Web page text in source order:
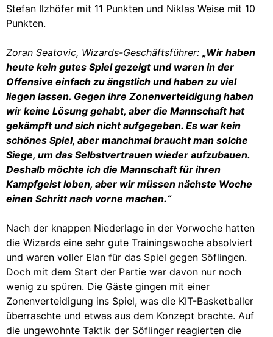
Stefan Ilzhöfer mit 11 Punkten und Niklas Weise mit 10
Punkten.
Zoran Seatovic, Wizards-Geschäftsführer: „Wir haben
heute kein gutes Spiel gezeigt und waren in der
Offensive einfach zu ängstlich und haben zu viel
liegen lassen. Gegen ihre Zonenverteidigung haben
wir keine Lösung gehabt, aber die Mannschaft hat
gekämpft und sich nicht aufgegeben. Es war kein
schönes Spiel, aber manchmal braucht man solche
Siege, um das Selbstvertrauen wieder aufzubauen.
Deshalb möchte ich die Mannschaft für ihren
Kampfgeist loben, aber wir müssen nächste Woche
einen Schritt nach vorne machen.“
Nach der knappen Niederlage in der Vorwoche hatten
die Wizards eine sehr gute Trainingswoche absolviert
und waren voller Elan für das Spiel gegen Söflingen.
Doch mit dem Start der Partie war davon nur noch
wenig zu spüren. Die Gäste gingen mit einer
Zonenverteidigung ins Spiel, was die KIT-Basketballer
überraschte und etwas aus dem Konzept brachte. Auf
die ungewohnte Taktik der Söflinger reagierten die